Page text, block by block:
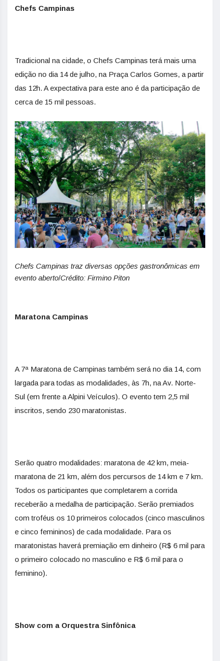
Chefs Campinas
Tradicional na cidade, o Chefs Campinas terá mais uma
edição no dia 14 de julho, na Praça Carlos Gomes, a partir
das 12h. A expectativa para este ano é da participação de
cerca de 15 mil pessoas.
Chefs Campinas traz diversas opções gastronômicas em
evento aberto/Crédito: Firmino Piton
Maratona Campinas
A 7ª Maratona de Campinas também será no dia 14, com
largada para todas as modalidades, às 7h, na Av. Norte-
Sul (em frente a Alpini Veículos). O evento tem 2,5 mil
inscritos, sendo 230 maratonistas.
Serão quatro modalidades: maratona de 42 km, meia-
maratona de 21 km, além dos percursos de 14 km e 7 km.
Todos os participantes que completarem a corrida
receberão a medalha de participação. Serão premiados
com troféus os 10 primeiros colocados (cinco masculinos
e cinco femininos) de cada modalidade. Para os
maratonistas haverá premiação em dinheiro (R$ 6 mil para
o primeiro colocado no masculino e R$ 6 mil para o
feminino).
Show com a Orquestra Sinfônica